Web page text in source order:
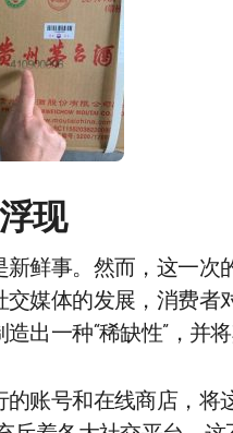
现
新鲜事。然而，这一
交媒体的发展，消费
出一种“稀缺性”，并
账号和在线商店，将